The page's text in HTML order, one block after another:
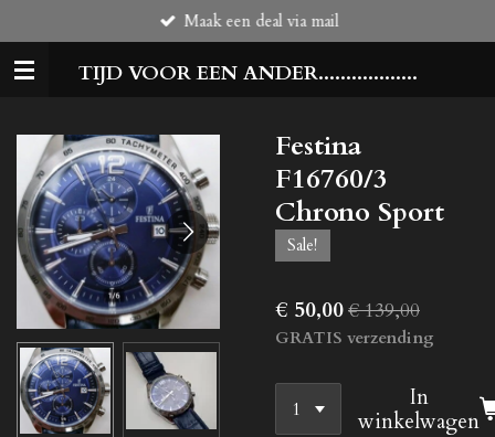
direct
naar
TIJD VOOR EEN ANDER..................
Maak een deal via mail
Festina
F16760/3
Chrono Sport
Sale!
€ 50,00€ 139,00
GRATIS verzending
In
winkelwagen